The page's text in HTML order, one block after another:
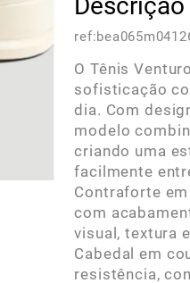
ref:
O Tênis
sofisticação
dia. Com
modelo
criando uma
facilmente
Contraforte
com
visual, textura
Cabedal em
resistência,